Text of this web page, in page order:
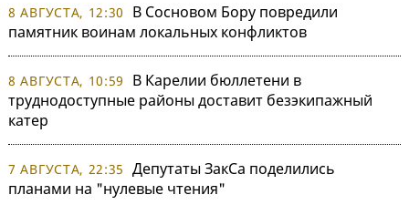
8 АВГУСТА, 12:30
В Сосновом Бору повредили
памятник воинам локальных конфликтов
8 АВГУСТА, 10:59
В Карелии бюллетени в
труднодоступные районы доставит безэкипажный
катер
7 АВГУСТА, 22:35 Депутаты ЗакСа поделились
планами на "нулевые чтения"